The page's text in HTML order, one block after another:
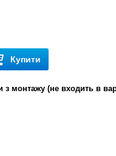
Купити
з монтажу (не входить в